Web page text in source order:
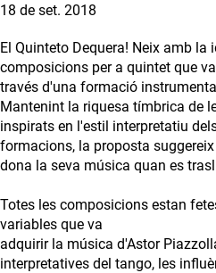
18 de set. 2018
El Quinteto Dequera! Neix amb la
composicions per a quintet que
través d'una formació
Mantenint la riquesa tímbrica de
inspirats en l'estil interpretatiu
formacions, la proposta
dona la seva música quan es
Totes les composicions estan
variables que va
adquirir la música d'Astor
interpretatives del tango, les